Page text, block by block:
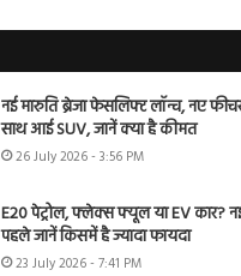
नई मारुति ब्रेजा फेसलिफ्ट लॉन्च, नए
साथ आई SUV, जानें क्या है कीमत
26 July 2026 - 3:56 PM
E20 पेट्रोल, फ्लेक्स फ्यूल या EV कार?
पहले जानें किसमें है ज्यादा फायदा
23 July 2026 - 7:41 PM